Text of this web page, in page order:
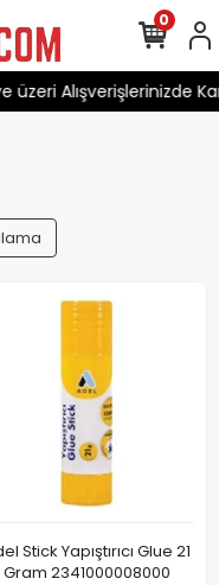
üzeri Alışverişlerinizde
0
Stick Yapıştırıcı Glue 21
Gram 2341000008000